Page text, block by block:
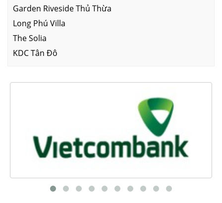
Garden Riveside Thủ Thừa
Long Phú Villa
The Solia
KDC Tân Đô